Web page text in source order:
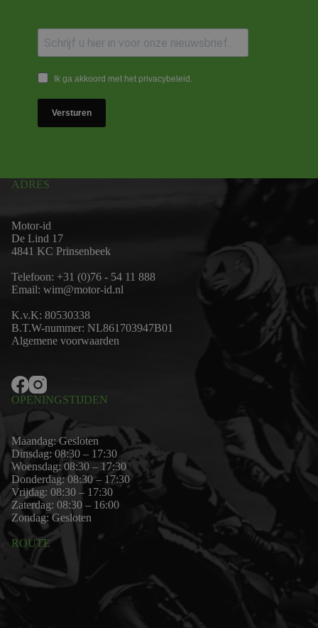
Ik ga akkoord met het privacybeleid.
Versturen
ADRES
Motor-id
De Lind 17
4841 KC Prinsenbeek
Telefoon: +31 (0)76 - 54 11 888
Email: wim@motor-id.nl
K.v.K: 80530338
B.T.W-nummer: NL861703947B01
Algemene voorwaarden
OPENINGSTIJDEN
Maandag: Gesloten
Dinsdag: 08:30 – 17:30
Woensdag: 08:30 – 17:30
Donderdag: 08:30 – 17:30
Vrijdag: 08:30 – 17:30
Zaterdag: 08:30 – 16:00
Zondag: Gesloten
ROUTE